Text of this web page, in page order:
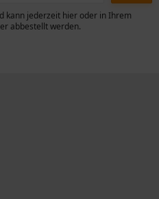
kann jederzeit hier oder in Ihrem
abbestellt werden.